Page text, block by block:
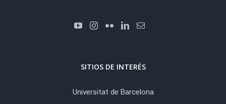
SITIOS DE INTERÉS
Universitat de Barcelona